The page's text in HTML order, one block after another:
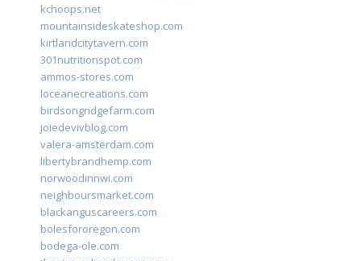
kchoops.net
mountainsideskateshop.com
kirtlandcitytavern.com
301nutritionspot.com
ammos-stores.com
loceanecreations.com
birdsongridgefarm.com
joiedevivblog.com
valera-amsterdam.com
libertybrandhemp.com
norwoodinnwi.com
neighboursmarket.com
blackanguscareers.com
bolesfororegon.com
bodega-ole.com